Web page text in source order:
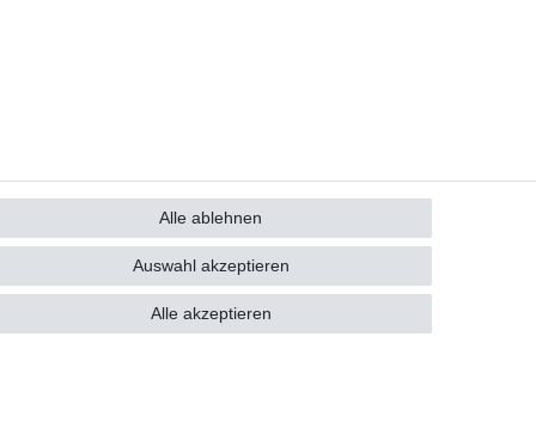
Alle akzeptieren
Alle ablehnen
Auswahl akzeptieren